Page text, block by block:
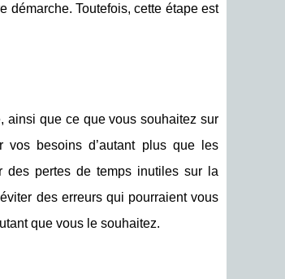
démarche. Toutefois, cette étape est
ainsi que ce que vous souhaitez sur
vos besoins d’autant plus que les
des pertes de temps inutiles sur la
des erreurs qui pourraient vous
que vous le souhaitez.